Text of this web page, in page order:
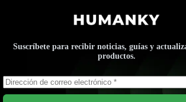
Suscríbete para recibir noticias, guías y
productos.